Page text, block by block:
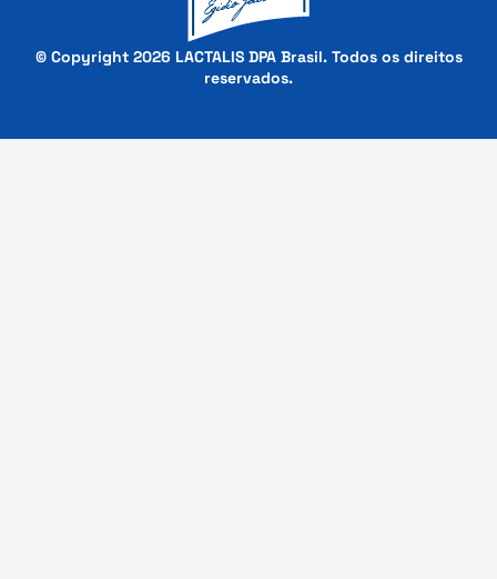
© Copyright 2026 LACTALIS DPA Brasil. Todos os direitos
reservados.